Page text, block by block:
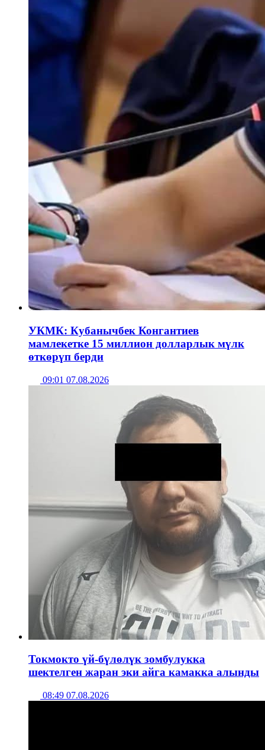
УКМК: Кубанычбек Конгантиев
мамлекетке 15 миллион долларлык мүлк
өткөрүп берди
09:01 07.08.2026
Токмокто үй-бүлөлүк зомбулукка
шектелген жаран эки айга камакка алынды
08:49 07.08.2026